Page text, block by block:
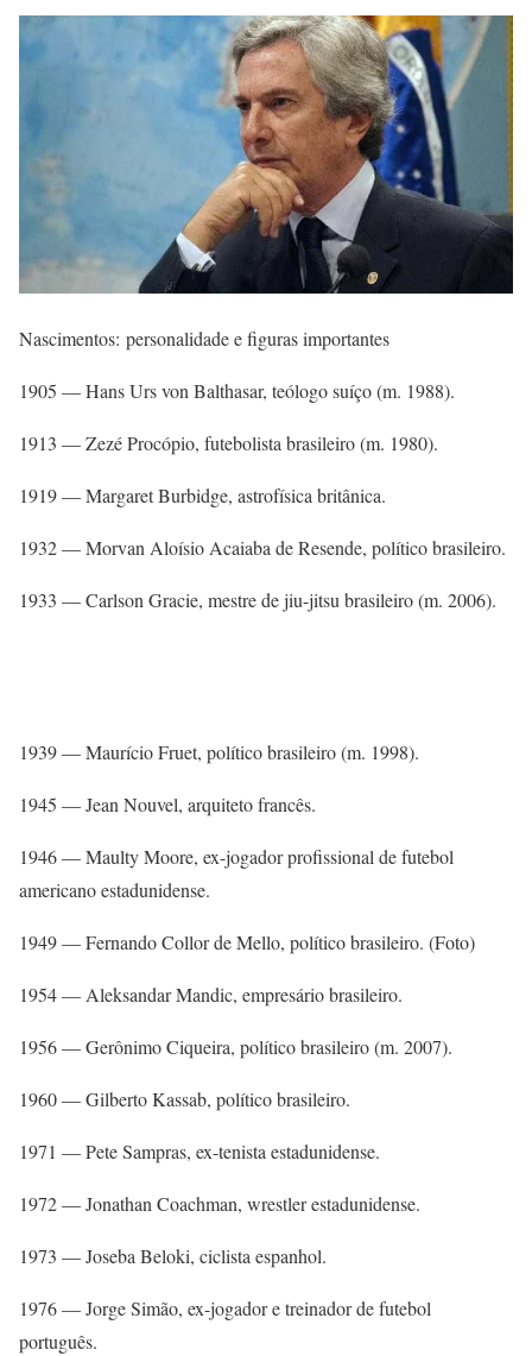
Nascimentos: personalidade e figuras importantes
1905 — Hans Urs von Balthasar, teólogo suíço (m. 1988).
1913 — Zezé Procópio, futebolista brasileiro (m. 1980).
1919 — Margaret Burbidge, astrofísica britânica.
1932 — Morvan Aloísio Acaiaba de Resende, político brasileiro.
1933 — Carlson Gracie, mestre de jiu-jitsu brasileiro (m. 2006).
1939 — Maurício Fruet, político brasileiro (m. 1998).
1945 — Jean Nouvel, arquiteto francês.
1946 — Maulty Moore, ex-jogador profissional de futebol
americano estadunidense.
1949 — Fernando Collor de Mello, político brasileiro. (Foto)
1954 — Aleksandar Mandic, empresário brasileiro.
1956 — Gerônimo Ciqueira, político brasileiro (m. 2007).
1960 — Gilberto Kassab, político brasileiro.
1971 — Pete Sampras, ex-tenista estadunidense.
1972 — Jonathan Coachman, wrestler estadunidense.
1973 — Joseba Beloki, ciclista espanhol.
1976 — Jorge Simão, ex-jogador e treinador de futebol
português.